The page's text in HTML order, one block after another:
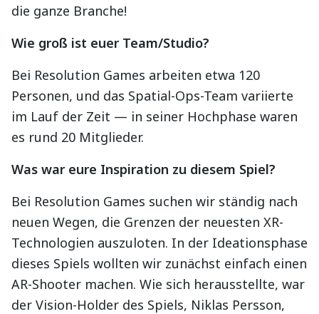
die ganze Branche!
Wie groß ist euer Team/Studio?
Bei Resolution Games arbeiten etwa 120
Personen, und das Spatial-Ops-Team variierte
im Lauf der Zeit — in seiner Hochphase waren
es rund 20 Mitglieder.
Was war eure Inspiration zu diesem Spiel?
Bei Resolution Games suchen wir ständig nach
neuen Wegen, die Grenzen der neuesten XR-
Technologien auszuloten. In der Ideationsphase
dieses Spiels wollten wir zunächst einfach einen
AR-Shooter machen. Wie sich herausstellte, war
der Vision-Holder des Spiels, Niklas Persson,